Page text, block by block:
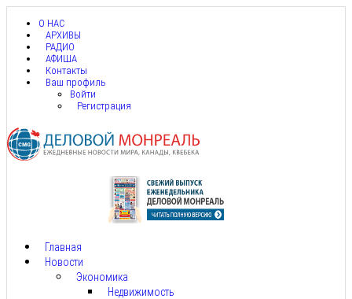
О НАС
АРХИВЫ
РАДИО
АФИША
Контакты
Ваш профиль
Войти
Регистрация
Главная
Новости
Экономика
Недвижимость